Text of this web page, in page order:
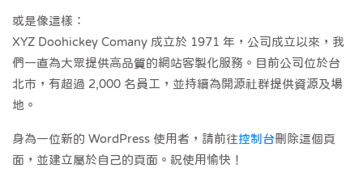
或是像這樣：
XYZ Doohickey Comany 成立於 1971 年，公司成立以來，我
們一直為大眾提供高品質的網站客製化服務。目前公司位於台
北市，有超過 2,000 名員工，並持續為開源社群提供資源及場
地。
身為一位新的 WordPress 使用者，請前往控制台刪除這個頁
面，並建立屬於自己的頁面。祝使用愉快！